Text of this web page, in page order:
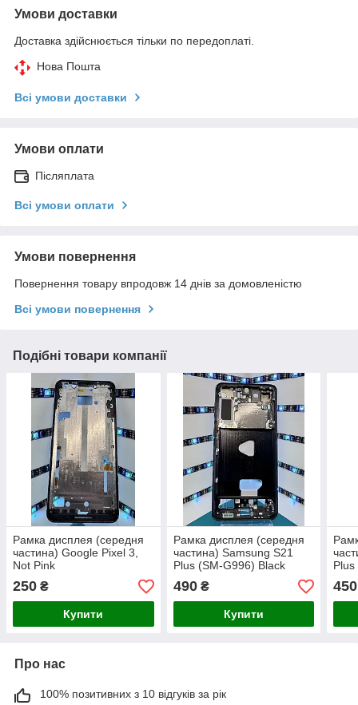
Умови доставки
Доставка здійснюється тільки по передоплаті.
Нова Пошта
Всі умови доставки
Умови оплати
Післяплата
Всі умови оплати
Умови повернення
Повернення товару впродовж 14 днів за домовленістю
Всі умови повернення
Подібні товари компанії
Рамка дисплея (середня
частина) Google Pixel 3,
Not Pink
250 ₴
Купити
Рамка дисплея (середня
частина) Samsung S21
Plus (SM-G996) Black
490₴
Купити
450
Про нас
100% позитивних з 10 відгуків за рік